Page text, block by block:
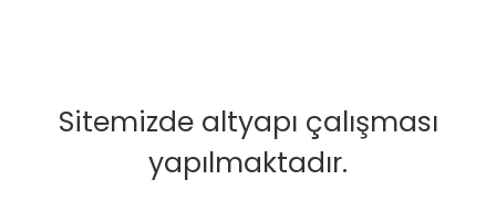
Sitemizde altyapı çalışması
yapılmaktadır.